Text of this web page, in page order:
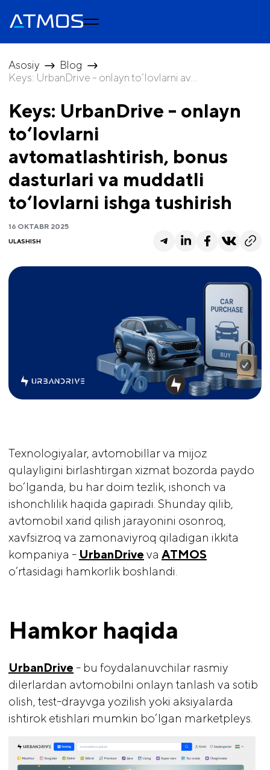
Asosiy
Blog
Keys: UrbanDrive - onlayn to‘lovlarni av...
Keys: UrbanDrive - onlayn
to‘lovlarni
avtomatlashtirish, bonus
dasturlari va muddatli
to‘lovlarni ishga tushirish
16 OKTABR 2025
ULASHISH
Texnologiyalar, avtomobillar va mijoz
qulayligini birlashtirgan xizmat bozorda paydo
bo‘lganda, bu har doim tezlik, ishonch va
ishonchlilik haqida gapiradi. Shunday qilib,
avtomobil xarid qilish jarayonini osonroq,
xavfsizroq va zamonaviyroq qiladigan ikkita
kompaniya - UrbanDrive va ATMOS
o‘rtasidagi hamkorlik boshlandi.
Hamkor haqida
UrbanDrive - bu foydalanuvchilar rasmiy
dilerlardan avtomobilni onlayn tanlash va sotib
olish, test-drayvga yozilish yoki aksiyalarda
ishtirok etishlari mumkin bo‘lgan marketpleys.